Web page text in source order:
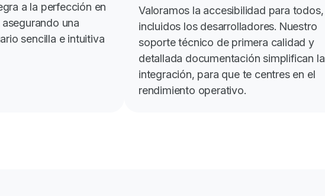
a la perfección en
una
sencilla e intuitiva
Valoramos la accesibilidad para todos,
incluidos los desarrolladores. Nuestro
soporte técnico de primera calidad y
detallada documentación simplifican la
integración, para que te centres en el
rendimiento operativo.